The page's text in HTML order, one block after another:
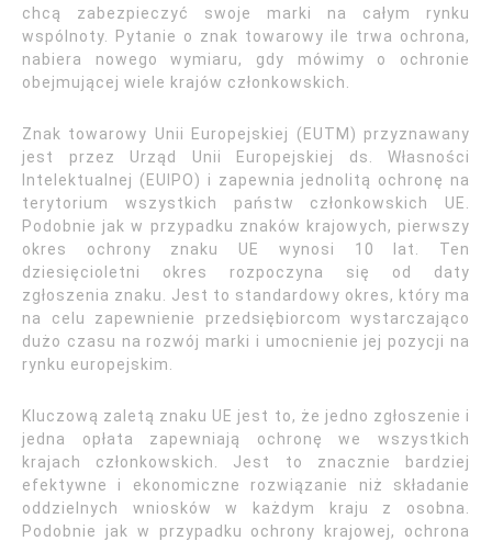
chcą zabezpieczyć swoje marki na całym rynku
wspólnoty. Pytanie o znak towarowy ile trwa ochrona,
nabiera nowego wymiaru, gdy mówimy o ochronie
obejmującej wiele krajów członkowskich.
Znak towarowy Unii Europejskiej (EUTM) przyznawany
jest przez Urząd Unii Europejskiej ds. Własności
Intelektualnej (EUIPO) i zapewnia jednolitą ochronę na
terytorium wszystkich państw członkowskich UE.
Podobnie jak w przypadku znaków krajowych, pierwszy
okres ochrony znaku UE wynosi 10 lat. Ten
dziesięcioletni okres rozpoczyna się od daty
zgłoszenia znaku. Jest to standardowy okres, który ma
na celu zapewnienie przedsiębiorcom wystarczająco
dużo czasu na rozwój marki i umocnienie jej pozycji na
rynku europejskim.
Kluczową zaletą znaku UE jest to, że jedno zgłoszenie i
jedna opłata zapewniają ochronę we wszystkich
krajach członkowskich. Jest to znacznie bardziej
efektywne i ekonomiczne rozwiązanie niż składanie
oddzielnych wniosków w każdym kraju z osobna.
Podobnie jak w przypadku ochrony krajowej, ochrona